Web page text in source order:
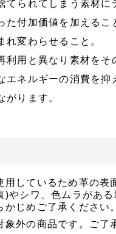
てられてしまう素材に
た付加価値を加えるこ
れ変わらせること。
利用と異なり素材をそ
エネルギーの消費を抑
がります。
用しているため革の表
)やシワ、色ムラがあ
かじめご了承ください。
象外の商品です。ご了